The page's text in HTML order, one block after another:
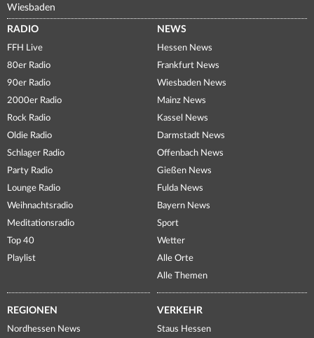
Wiesbaden
RADIO
FFH Live
80er Radio
90er Radio
2000er Radio
Rock Radio
Oldie Radio
Schlager Radio
Party Radio
Lounge Radio
Weihnachtsradio
Meditationsradio
Top 40
Playlist
NEWS
Hessen News
Frankfurt News
Wiesbaden News
Mainz News
Kassel News
Darmstadt News
Offenbach News
Gießen News
Fulda News
Bayern News
Sport
Wetter
Alle Orte
Alle Themen
REGIONEN
Nordhessen News
VERKEHR
Staus Hessen